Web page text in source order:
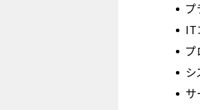
プ
IT
プ
シ
サ